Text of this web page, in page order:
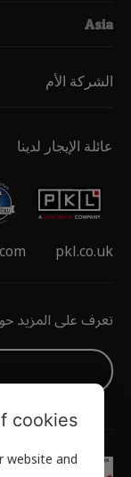
Asia
تعرف على المزيد
الشركة الأم
عائلة الإيجار لدينا
pkl.co.uk
cookies
website and